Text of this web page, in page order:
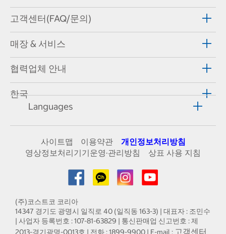
고객센터(FAQ/문의)
매장 & 서비스
협력업체 안내
한국
Languages
사이트맵 이용약관
개인정보처리방침
영상정보처리기기운영·관리방침
상표 사용 지침
(주)코스트코 코리아
14347 경기도 광명시 일직로 40 (일직동 163-3) | 대표자 : 조민수
| 사업자 등록번호 : 107-81-63829 | 통신판매업 신고번호 : 제
2013-경기광명-0013호 | 전화 : 1899-9900 | E-mail : 고객센터